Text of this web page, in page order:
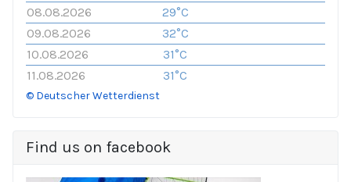
08.08.2026
29°C
09.08.2026
32°C
10.08.2026
31°C
11.08.2026
31°C
© Deutscher Wetterdienst
Find us on facebook